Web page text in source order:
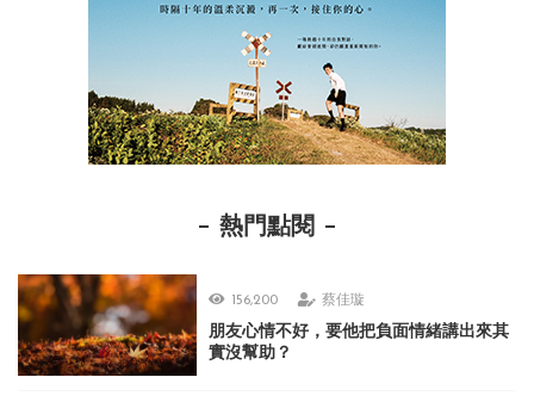
熱門點閱
156,200 蔡佳璇
朋友心情不好，要他把負面情緒講出來其
實沒幫助？